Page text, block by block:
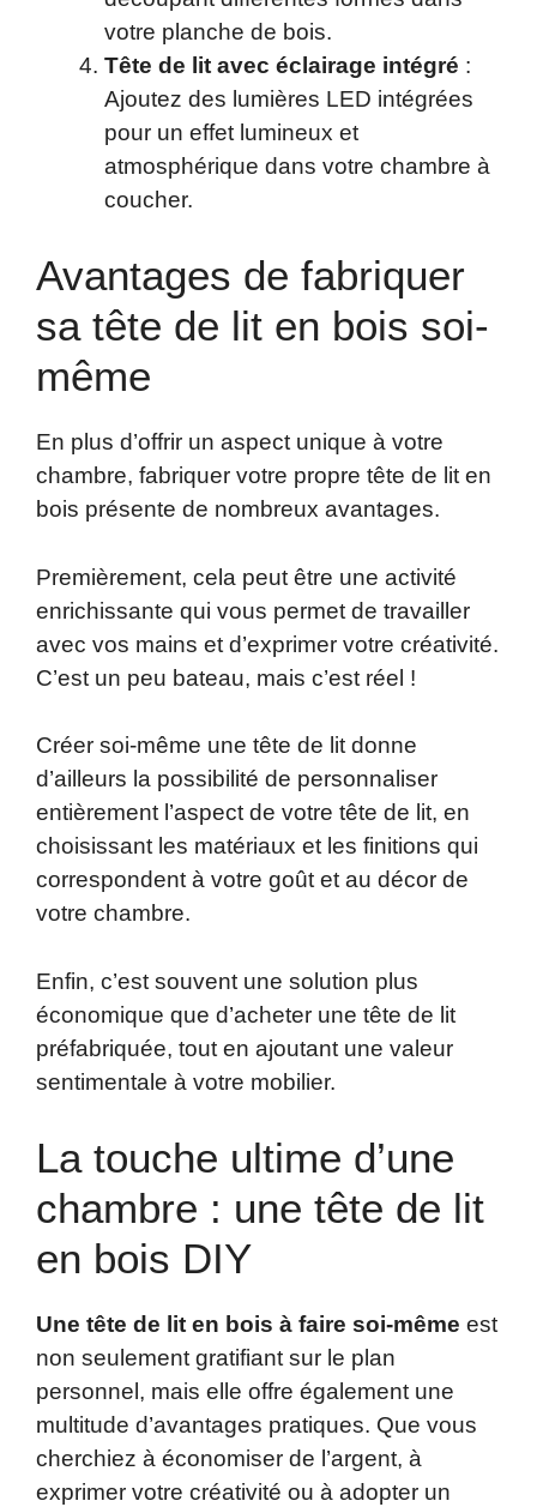
votre planche de bois.
Tête de lit avec éclairage intégré :
Ajoutez des lumières LED intégrées
pour un effet lumineux et
atmosphérique dans votre chambre à
coucher.
Avantages de fabriquer
sa tête de lit en bois soi-
même
En plus d’offrir un aspect unique à votre
chambre, fabriquer votre propre tête de lit en
bois présente de nombreux avantages.
Premièrement, cela peut être une activité
enrichissante qui vous permet de travailler
avec vos mains et d’exprimer votre créativité.
C’est un peu bateau, mais c’est réel !
Créer soi-même une tête de lit donne
d’ailleurs la possibilité de personnaliser
entièrement l’aspect de votre tête de lit, en
choisissant les matériaux et les finitions qui
correspondent à votre goût et au décor de
votre chambre.
Enfin, c’est souvent une solution plus
économique que d’acheter une tête de lit
préfabriquée, tout en ajoutant une valeur
sentimentale à votre mobilier.
La touche ultime d’une
chambre : une tête de lit
en bois DIY
Une tête de lit en bois à faire soi-même est
non seulement gratifiant sur le plan
personnel, mais elle offre également une
multitude d’avantages pratiques. Que vous
cherchiez à économiser de l’argent, à
exprimer votre créativité ou à adopter un